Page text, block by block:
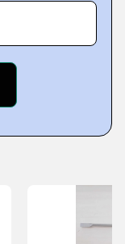
to superior
sets us apart,